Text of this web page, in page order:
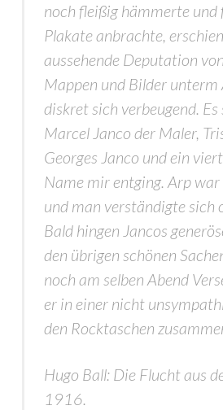
noch fleißig hämmerte
Plakate anbrachte,
aussehende Deputation
Mappen und Bilder unterm
diskret sich verbeugend.
Marcel Janco der Maler,
Georges Janco und ein
Name mir entging. Arp
und man verständigte sich
Bald hingen Jancos
den übrigen schönen
noch am selben Abend
er in einer nicht
den Rocktaschen
Hugo Ball: Die Flucht aus
1916.